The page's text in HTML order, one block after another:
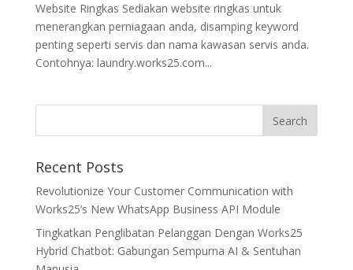
Website Ringkas Sediakan website ringkas untuk
menerangkan perniagaan anda, disamping keyword
penting seperti servis dan nama kawasan servis anda.
Contohnya: laundry.works25.com...
Recent Posts
Revolutionize Your Customer Communication with
Works25’s New WhatsApp Business API Module
Tingkatkan Penglibatan Pelanggan Dengan Works25
Hybrid Chatbot: Gabungan Sempurna AI & Sentuhan